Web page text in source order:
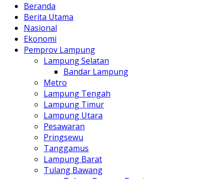
Beranda
Berita Utama
Nasional
Ekonomi
Pemprov Lampung
Lampung Selatan
Bandar Lampung
Metro
Lampung Tengah
Lampung Timur
Lampung Utara
Pesawaran
Pringsewu
Tanggamus
Lampung Barat
Tulang Bawang